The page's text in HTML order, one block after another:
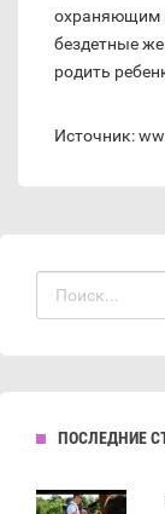
охраняющим
бездетные
родить
Источник:
ПОСЛЕДНИЕ